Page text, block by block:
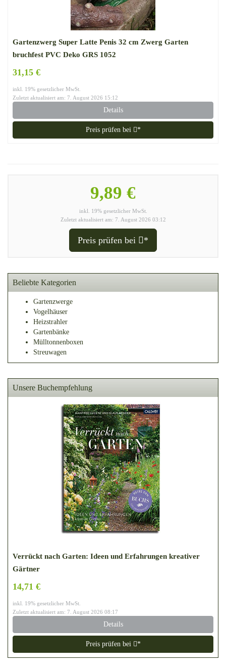
Gartenzwerg Super Latte Penis 32 cm Zwerg Garten
bruchfest PVC Deko GRS 1052
31,15 €
inkl. 19% gesetzlicher MwSt.
Zuletzt aktualisiert am: 7. August 2026 15:12
Details
Preis prüfen bei *
9,89 €
inkl. 19% gesetzlicher MwSt.
Zuletzt aktualisiert am: 7. August 2026 03:12
Preis prüfen bei *
Beliebte Kategorien
Gartenzwerge
Vogelhäuser
Heizstrahler
Gartenbänke
Mülltonnenboxen
Streuwagen
Unsere Buchempfehlung
Verrückt nach Garten: Ideen und Erfahrungen kreativer
Gärtner
14,71 €
inkl. 19% gesetzlicher MwSt.
Zuletzt aktualisiert am: 7. August 2026 08:17
Details
Preis prüfen bei *